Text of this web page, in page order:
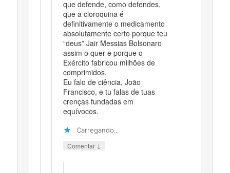
que defende, como defendes,
que a cloroquina é
definitivamente o medicamento
absolutamente certo porque teu
“deus” Jair Messias Bolsonaro
assim o quer e porque o
Exército fabricou milhões de
comprimidos.
Eu falo de ciência, João
Francisco, e tu falas de tuas
crenças fundadas em
equívocos.
Carregando...
Comentar ↓